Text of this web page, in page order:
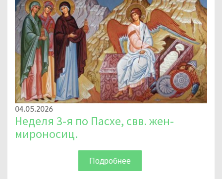
04.05.2026
Неделя 3-я по Пасхе, свв. жен-
мироносиц.
Подробнее